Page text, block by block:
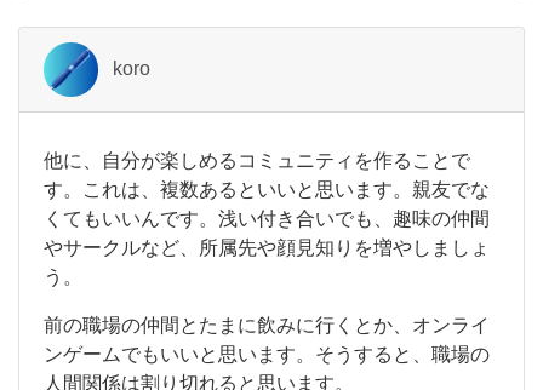
良
し
ル
ー
プ
や
部
下・
上
む
よ
り
職
は
仕
事
を
す
る
場
koro
他
に
、
自
分
が
し
め
る
他に、自分が楽しめるコミュニティを作ることで
す。これは、複数あるといいと思います。親友でな
くてもいいんです。浅い付き合いでも、趣味の仲間
やサークルなど、所属先や顔見知りを増やしましょ
う。
前の職場の仲間とたまに飲みに行くとか、オンライ
ンゲームでもいいと思います。そうすると、職場の
人間関係は割り切れると思います。